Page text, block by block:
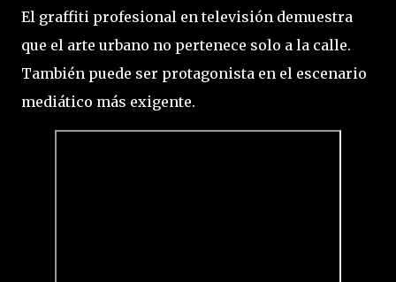
El graffiti profesional en televisión demuestra
que el arte urbano no pertenece solo a la calle.
También puede ser protagonista en el escenario
mediático más exigente.